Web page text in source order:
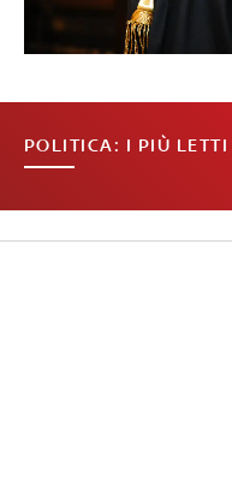
POLITICA: I PIÙ LETTI